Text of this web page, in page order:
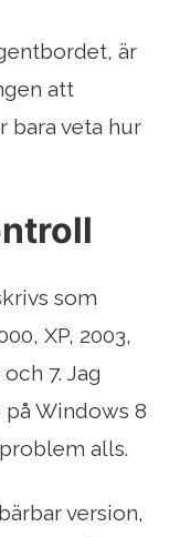
är
att
bara veta hur
som
XP, 2003,
7. Jag
på Windows 8
alls.
version,